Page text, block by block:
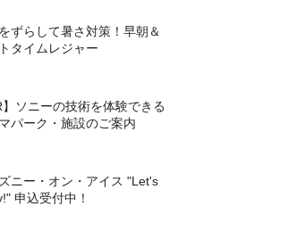
ずらして暑さ対策！早朝＆
タイムレジャー
】ソニーの技術を体験できる
パーク・施設のご案内
ニー・オン・アイス "Let's
申込受付中！